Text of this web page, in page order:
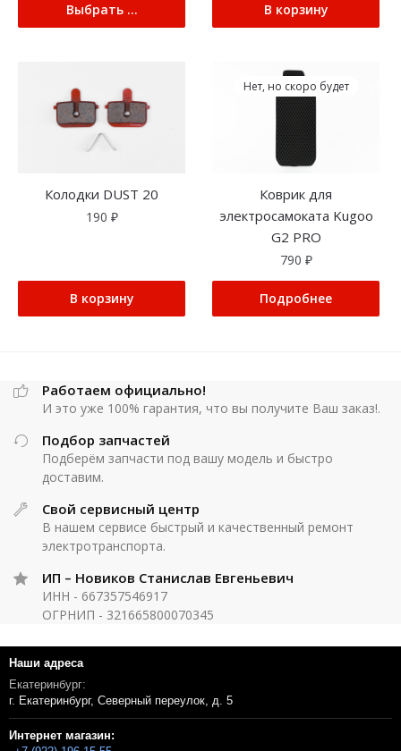
Выбрать ... В корзину
Колодки DUST 20
190 ₽
В корзину
Нет, но скоро будет
Коврик для
электросамоката Kugoo
G2 PRO
790 ₽
Подробнее
Работаем официально!
И это уже 100% гарантия, что вы получите Ваш заказ!.
Подбор запчастей
Подберём запчасти под вашу модель и быстро
доставим.
Свой сервисный центр
В нашем сервисе быстрый и качественный ремонт
электротранспорта.
ИП – Новиков Станислав Евгеньевич
ИНН - 667357546917
ОГРНИП - 321665800070345
Наши адреса
Екатеринбург:
г. Екатеринбург, Северный переулок, д. 5
Интернет магазин: